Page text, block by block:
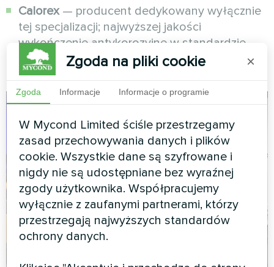
Calorex— producent dedykowany wyłącznie
tej specjalizacji; najwyższej jakości
wykończenie antykorozyjne w standardzie
Zgoda na pliki cookie ×
Zgoda Informacje Informacje o programie
W Mycond Limited ściśle przestrzegamy
zasad przechowywania danych i plików
cookie. Wszystkie dane są szyfrowane i
nigdy nie są udostępniane bez wyraźnej
zgody użytkownika. Współpracujemy
wyłącznie z zaufanymi partnerami, którzy
przestrzegają najwyższych standardów
ochrony danych.